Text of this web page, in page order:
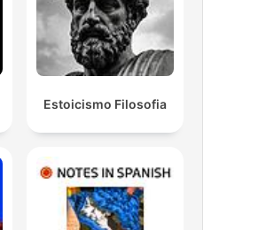
Estoicismo Filosofia